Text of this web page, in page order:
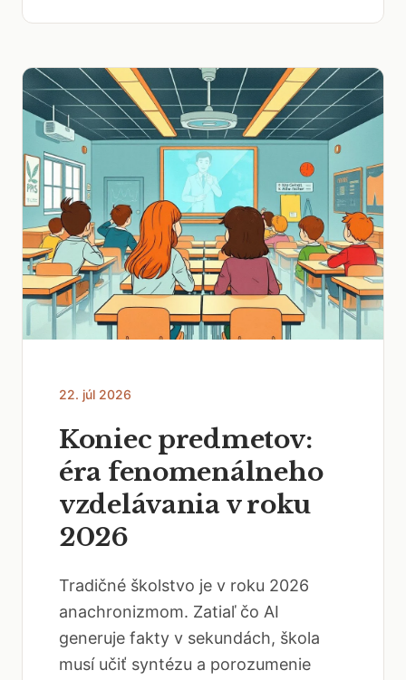
22. júl 2026
Koniec predmetov:
éra fenomenálneho
vzdelávania v roku
2026
Tradičné školstvo je v roku 2026
anachronizmom. Zatiaľ čo AI
generuje fakty v sekundách, škola
musí učiť syntézu a porozumenie